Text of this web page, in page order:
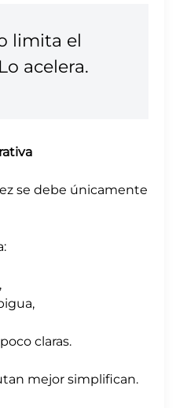
limita el
acelera.
se debe únicamente
claras.
mejor simplifican.